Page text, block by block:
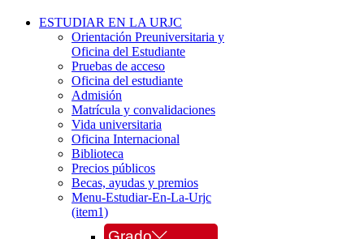
ESTUDIAR EN LA URJC
Orientación Preuniversitaria y
Oficina del Estudiante
Pruebas de acceso
Oficina del estudiante
Admisión
Matrícula y convalidaciones
Vida universitaria
Oficina Internacional
Biblioteca
Precios públicos
Becas, ayudas y premios
Menu-Estudiar-En-La-Urjc
(item1)